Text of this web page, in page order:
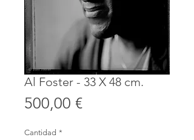
Al Foster - 33 X 48 cm.
500,00 €Precio
Cantidad *